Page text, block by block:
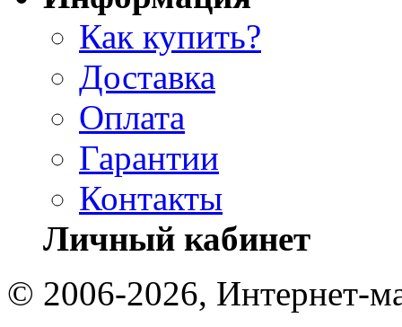
Как купить?
Доставка
Оплата
Гарантии
Контакты
Личный кабинет
© 2006-2026, Интернет-